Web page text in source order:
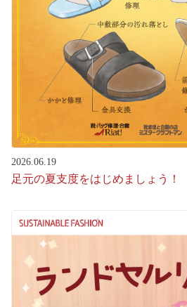
2026.06.19
足元の夏支度をはじめましょう！